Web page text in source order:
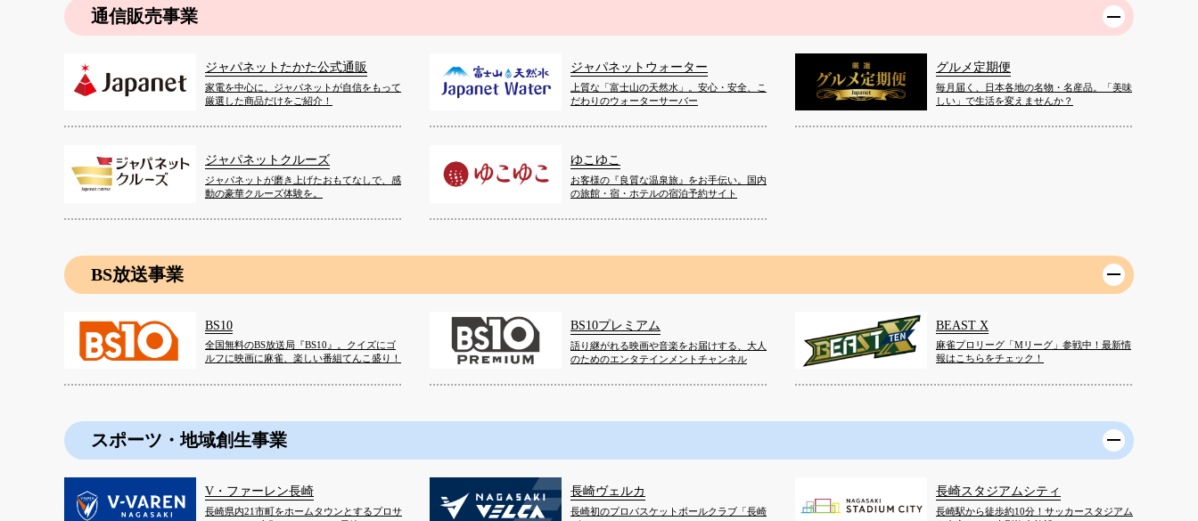
通信販売事業
ジャパネットたかた公式通販
家電を中心に、ジャパネットが自信をもって
厳選した商品だけをご紹介！
ジャパネットウォーター
上質な「富士山の天然水」。安心・安全、こ
だわりのウォーターサーバー
グルメ定期便
毎月届く、日本各地の名物・名産品。「美味
しい」で生活を変えませんか？
ジャパネットクルーズ
ジャパネットが磨き上げたおもてなしで、感
動の豪華クルーズ体験を。
ゆこゆこ
お客様の『良質な温泉旅』をお手伝い。国内
の旅館・宿・ホテルの宿泊予約サイト
BS放送事業
BS10
全国無料のBS放送局『BS10』。クイズにゴ
ルフに映画に麻雀、楽しい番組てんこ盛り！
BS10プレミアム
語り継がれる映画や音楽をお届けする、大人
のためのエンタテインメントチャンネル
BEAST X
麻雀プロリーグ「Mリーグ」参戦中！最新情
報はこちらをチェック！
スポーツ・地域創生事業
V・ファーレン長崎
長崎県内21市町をホームタウンとするプロサ
長崎ヴェルカ
長崎初のプロバスケットボールクラブ「長崎
長崎スタジアムシティ
長崎駅から徒歩約10分！サッカースタジアム